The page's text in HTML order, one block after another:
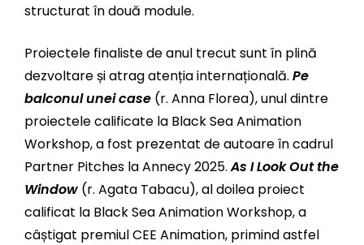
structurat în două module.
Proiectele finaliste de anul trecut sunt în plină
dezvoltare și atrag atenția internațională. Pe
balconul unei case (r. Anna Florea), unul dintre
proiectele calificate la Black Sea Animation
Workshop, a fost prezentat de autoare în cadrul
Partner Pitches la Annecy 2025.As I Look Out the
Window (r. Agata Tabacu), al doilea proiect
calificat la Black Sea Animation Workshop, a
câștigat premiul CEE Animation, primind astfel